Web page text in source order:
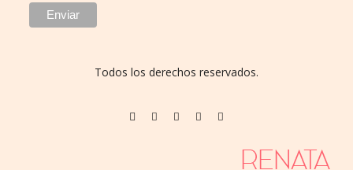
Todos los derechos reservados.